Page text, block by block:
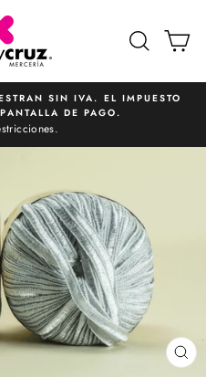
diapositivas
SIN IVA. EL IMPUESTO
DE PAGO.